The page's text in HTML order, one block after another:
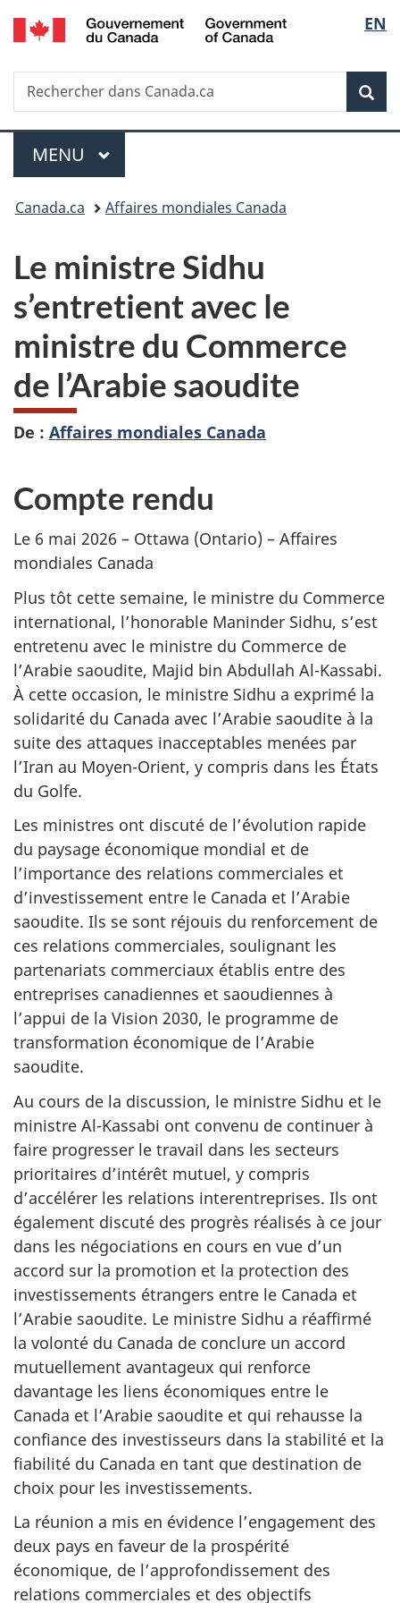
Passer
au
principal
Passer
à
Au
du
Passer
à
version
simplifiée
de
la
EN
Recherche
Rechercher
dans
Menu
MENU PRINCIPAL
Vous
ici :
Canada.ca Affaires mondiales Canada
Le ministre Sidhu
s’entretient avec le
ministre du Commerce
de l’Arabie saoudite
De : Affaires mondiales Canada
Compte rendu
Le 6 mai 2026 – Ottawa (Ontario) – Affaires
mondiales Canada
Plus tôt cette semaine, le ministre du Commerce
international, l’honorable Maninder Sidhu, s’est
entretenu avec le ministre du Commerce de
l’Arabie saoudite, Majid bin Abdullah Al-Kassabi.
À cette occasion, le ministre Sidhu a exprimé la
solidarité du Canada avec l’Arabie saoudite à la
suite des attaques inacceptables menées par
l’Iran au Moyen-Orient, y compris dans les États
du Golfe.
Les ministres ont discuté de l’évolution rapide
du paysage économique mondial et de
l’importance des relations commerciales et
d’investissement entre le Canada et l’Arabie
saoudite. Ils se sont réjouis du renforcement de
ces relations commerciales, soulignant les
partenariats commerciaux établis entre des
entreprises canadiennes et saoudiennes à
l’appui de la Vision 2030, le programme de
transformation économique de l’Arabie
saoudite.
Au cours de la discussion, le ministre Sidhu et le
ministre Al-Kassabi ont convenu de continuer à
faire progresser le travail dans les secteurs
prioritaires d’intérêt mutuel, y compris
d’accélérer les relations interentreprises. Ils ont
également discuté des progrès réalisés à ce jour
dans les négociations en cours en vue d’un
accord sur la promotion et la protection des
investissements étrangers entre le Canada et
l’Arabie saoudite. Le ministre Sidhu a réaffirmé
la volonté du Canada de conclure un accord
mutuellement avantageux qui renforce
davantage les liens économiques entre le
Canada et l’Arabie saoudite et qui rehausse la
confiance des investisseurs dans la stabilité et la
fiabilité du Canada en tant que destination de
choix pour les investissements.
La réunion a mis en évidence l’engagement des
deux pays en faveur de la prospérité
économique, de l’approfondissement des
relations commerciales et des objectifs